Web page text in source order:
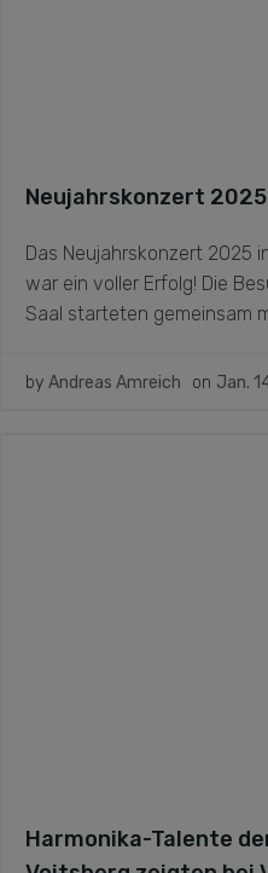
Neujahrskonzert 2025
Das Neujahrskonzert 2025
war ein voller Erfolg! Die
Saal starteten gemeinsam
by Andreas Amreich on Jan.
Harmonika-Talente